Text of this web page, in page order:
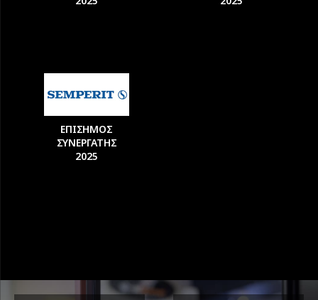
ΕΠΙΣΗΜΟΣ
ΣΥΝΕΡΓΑΤΗΣ
2025